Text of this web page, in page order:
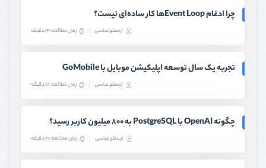
چرا ادغام Event Loopها کار ساده‌ای نیست؟
ارسطو عباسی زمان مطالعه: 14 دقیقه
تجربه یک سال توسعه اپلیکیشن موبایل با GoMobile
ارسطو عباسی زمان مطالعه: 17 دقیقه
چگونه OpenAI با PostgreSQL به ۸۰۰ میلیون کاربر رسید؟
ارسطو عباسی زمان مطالعه: 20 دقیقه